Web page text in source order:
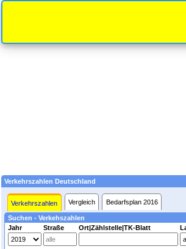
Verkehrszahlen Deutschland
Verkehrszahlen Vergleich Bedarfsplan 2016
Suchen - Verkehszahlen
Jahr
Straße Ort|Zählstelle|TK-Blatt